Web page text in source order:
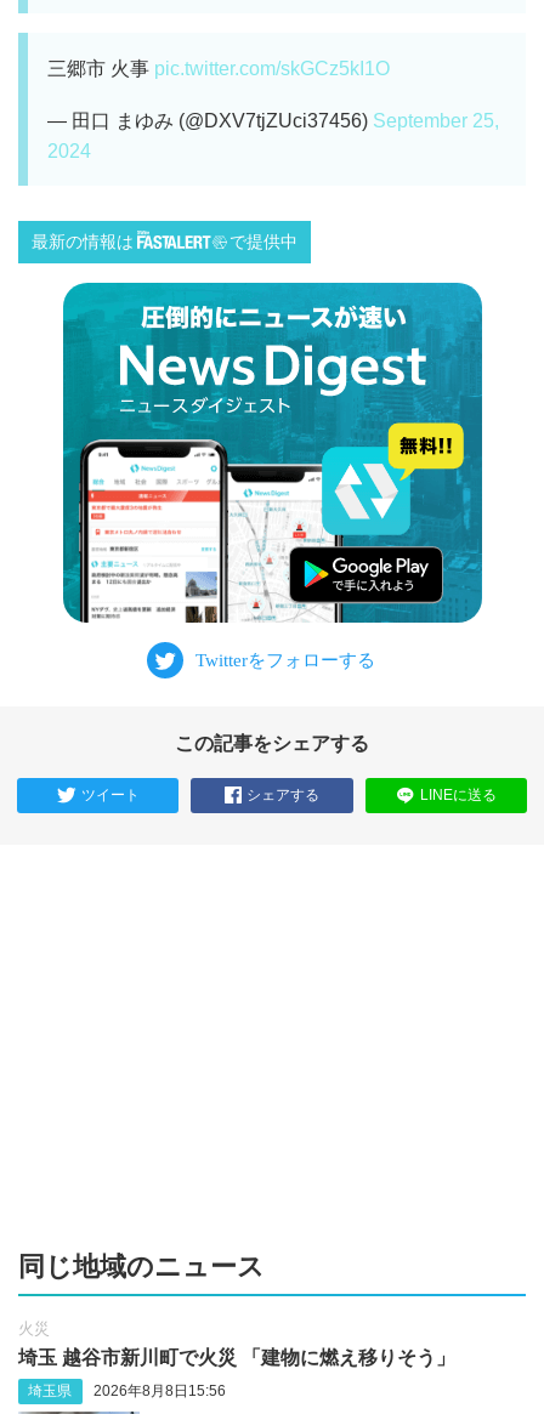
三郷市 火事 pic.twitter.com/skGCz5kI1O
— 田口 まゆみ (@DXV7tjZUci37456) September 25,
2024
最新の情報は で提供中
この記事をシェアする
ツイート シェアする LINEに送る
同じ地域のニュース
火災
埼玉 越谷市新川町で火災 「建物に燃え移りそう」
埼玉県 2026年8月8日15:56